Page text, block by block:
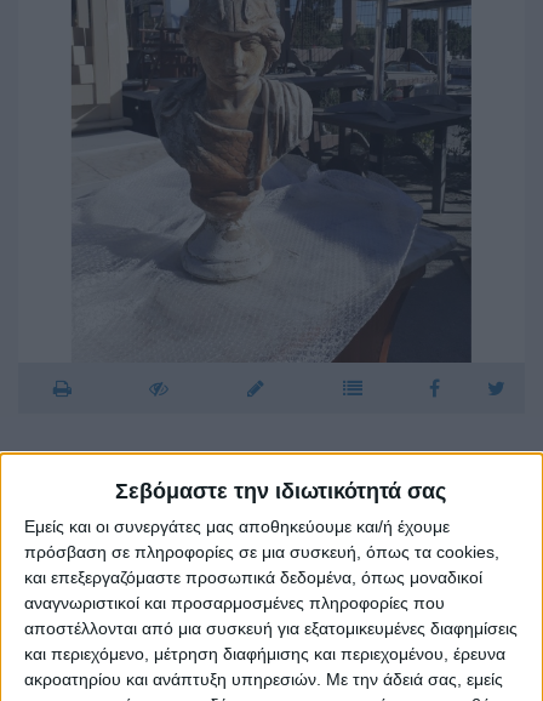
Σεβόμαστε την ιδιωτικότητά σας
Εμείς και οι συνεργάτες μας αποθηκεύουμε και/ή έχουμε
πρόσβαση σε πληροφορίες σε μια συσκευή, όπως τα cookies,
και επεξεργαζόμαστε προσωπικά δεδομένα, όπως μοναδικοί
αναγνωριστικοί και προσαρμοσμένες πληροφορίες που
αποστέλλονται από μια συσκευή για εξατομικευμένες διαφημίσεις
και περιεχόμενο, μέτρηση διαφήμισης και περιεχομένου, έρευνα
ακροατηρίου και ανάπτυξη υπηρεσιών. Με την άδειά σας, εμείς
ΠΡΟΤΟΜΗ ΜΕΓΑΣ ΑΛΕΞΑΝΔΡΟΣ (524/9)
ως Φαραώ εταχειρισμένη σε καλή κατάσταση. Ύψος
70εκ. Τιμή 70€.
Η τιμή δεν περιλαμβάνει φπα 24% και μεταφορικά.